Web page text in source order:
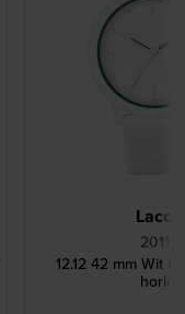
12.12 42 mm Wit